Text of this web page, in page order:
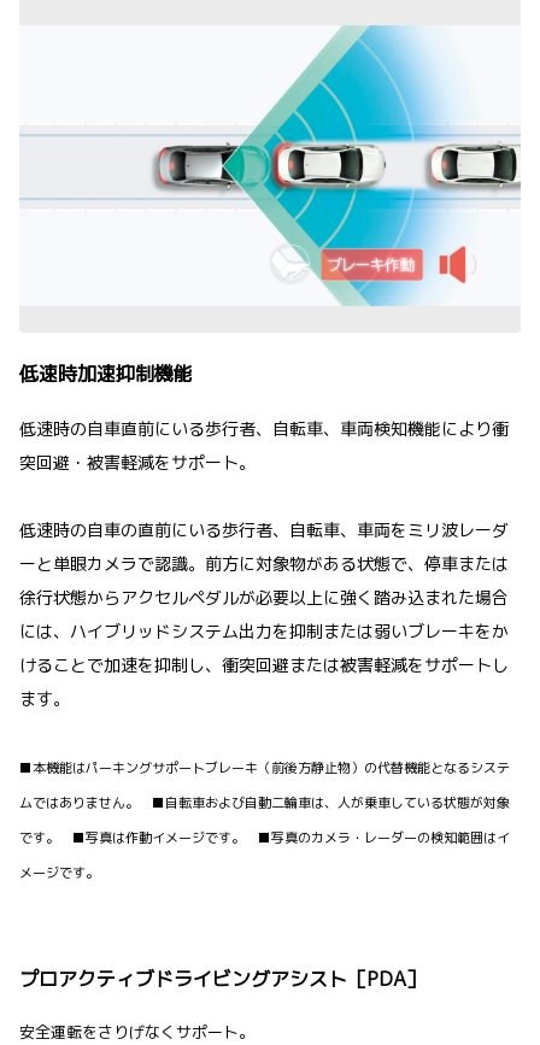
低速時加速抑制機能
低速時の自車直前にいる歩行者、自転車、車両検知機能により衝
突回避・被害軽減をサポート。
低速時の自車の直前にいる歩行者、自転車、車両をミリ波レーダ
ーと単眼カメラで認識。前方に対象物がある状態で、停車または
徐行状態からアクセルペダルが必要以上に強く踏み込まれた場合
には、ハイブリッドシステム出力を抑制または弱いブレーキをか
けることで加速を抑制し、衝突回避または被害軽減をサポートし
ます。
■本機能はパーキングサポートブレーキ（前後方静止物）の代替機能となるシステ
ムではありません。 ■自転車および自動二輪車は、人が乗車している状態が対象
です。 ■写真は作動イメージです。 ■写真のカメラ・レーダーの検知範囲はイ
メージです。
プロアクティブドライビングアシスト［PDA］
安全運転をさりげなくサポート。